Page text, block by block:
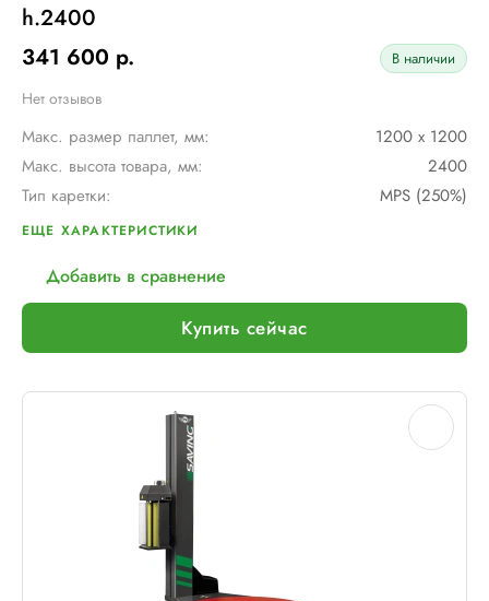
h.2400
341 600 р.
В наличии
Нет отзывов
Макс. размер паллет, мм:
1200 х 1200
Макс. высота товара, мм:
2400
Тип каретки:
MPS (250%)
Скорость обмотки:
Мин. размер паллет, мм:
Тип питания:
220 В
Макс. вес рулона с пленкой, кг:
16
Шир. рулона с пленкой, мм:
500
Макс. грузоподъемность, кг:
2000
Электрическое подключение:
Установленная мощность::
ЕЩЕ ХАРАКТЕРИСТИКИ
Добавить в сравнение
Купить сейчас